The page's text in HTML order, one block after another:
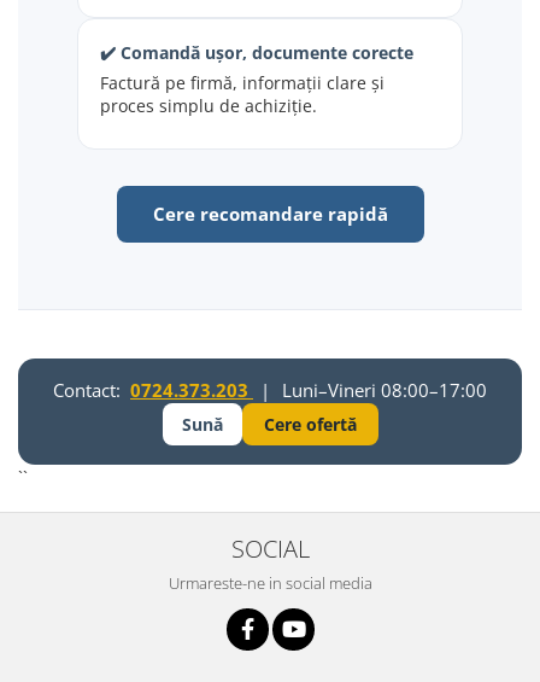
✔️ Comandă ușor, documente corecte
Factură pe firmă, informații clare și
proces simplu de achiziție.
Cere recomandare rapidă
Contact: 0724.373.203 | Luni–Vineri 08:00–17:00
Sună Cere ofertă
``
SOCIAL
Urmareste-ne in social media